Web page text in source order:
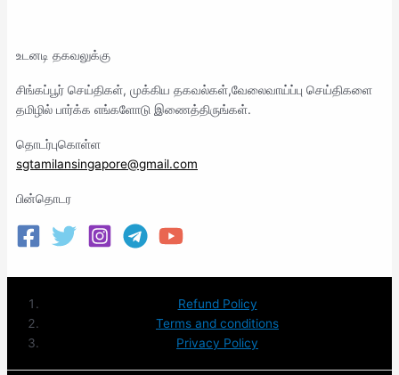
உடனடி தகவலுக்கு
சிங்கப்பூர் செய்திகள், முக்கிய தகவல்கள்,வேலைவாய்ப்பு செய்திகளை
தமிழில் பார்க்க எங்களோடு இணைத்திருங்கள்.
தொடர்புகொள்ள
sgtamilansingapore@gmail.com
பின்தொடர
Refund Policy
Terms and conditions
Privacy Policy